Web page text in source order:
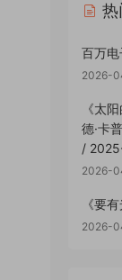
热
百万
2026-
《太
德·卡
/
2026-
《要
2026-